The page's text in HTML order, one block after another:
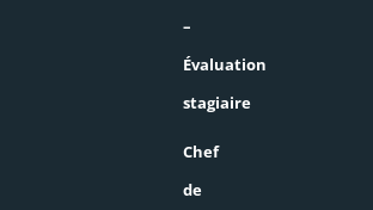
–
Évaluation
stagiaire
Chef
de